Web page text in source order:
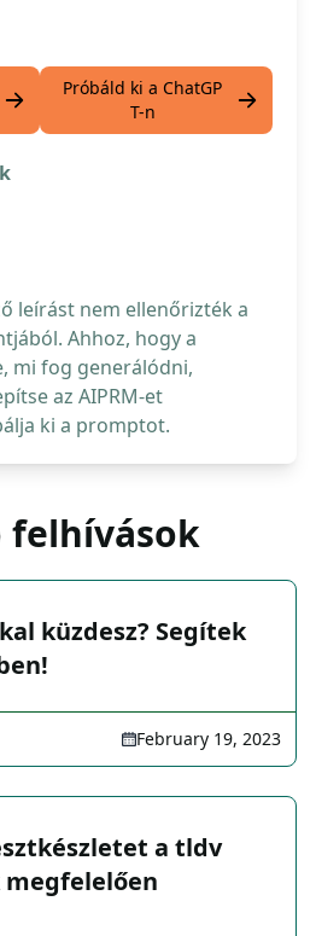
Próbáld ki a ChatGP
T-n
leírást nem ellenőrizték a
Ahhoz, hogy a
mi fog generálódni,
az AIPRM-et
ki a promptot.
felhívások
küzdesz? Segítek
February 19, 2023
a tldv
megfelelően